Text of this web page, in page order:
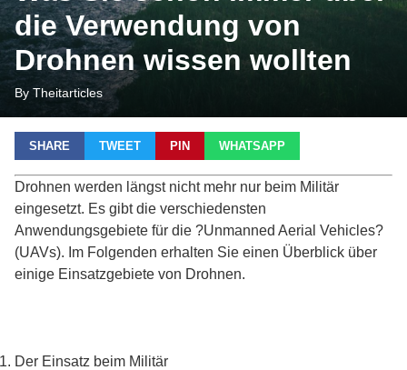
die Verwendung von
Drohnen wissen wollten
By Theitarticles
SHARE TWEET PIN WHATSAPP
Drohnen werden längst nicht mehr nur beim Militär
eingesetzt. Es gibt die verschiedensten
Anwendungsgebiete für die ?Unmanned Aerial Vehicles?
(UAVs). Im Folgenden erhalten Sie einen Überblick über
einige Einsatzgebiete von Drohnen.
Der Einsatz beim Militär